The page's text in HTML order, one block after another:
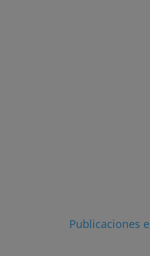
Publicaciones